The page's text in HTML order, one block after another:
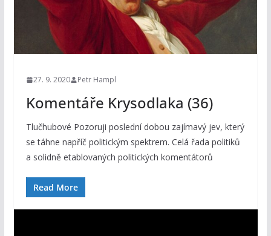
27. 9. 2020 Petr Hampl
Komentáře Krysodlaka (36)
Tlučhubové Pozoruji poslední dobou zajímavý jev, který
se táhne napříč politickým spektrem. Celá řada politiků
a solidně etablovaných politických komentátorů
Read More